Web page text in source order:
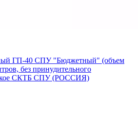
ГП-40 СПУ "Бюджетный" (объем
без принудительного
СКТБ СПУ (РОССИЯ)